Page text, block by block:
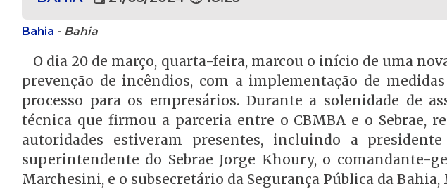
Bahia - Bahia
O dia 20 de março, quarta-feira, marcou o início de uma
prevenção de incêndios, com a implementação de
processo para os empresários. Durante a solenidade de
técnica que firmou a parceria entre o CBMBA e o Sebrae,
autoridades estiveram presentes, incluindo a
superintendente do Sebrae Jorge Khoury, o comandante-
Marchesini, e o subsecretário da Segurança Pública da